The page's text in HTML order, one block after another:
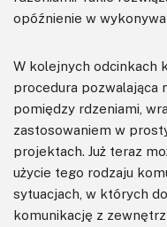
opóźnienie w
W kolejnych odcinkach
procedura pozwalająca
pomiędzy rdzeniami,
zastosowaniem w
projektach. Już teraz
użycie tego rodzaju
sytuacjach, w których
komunikację z